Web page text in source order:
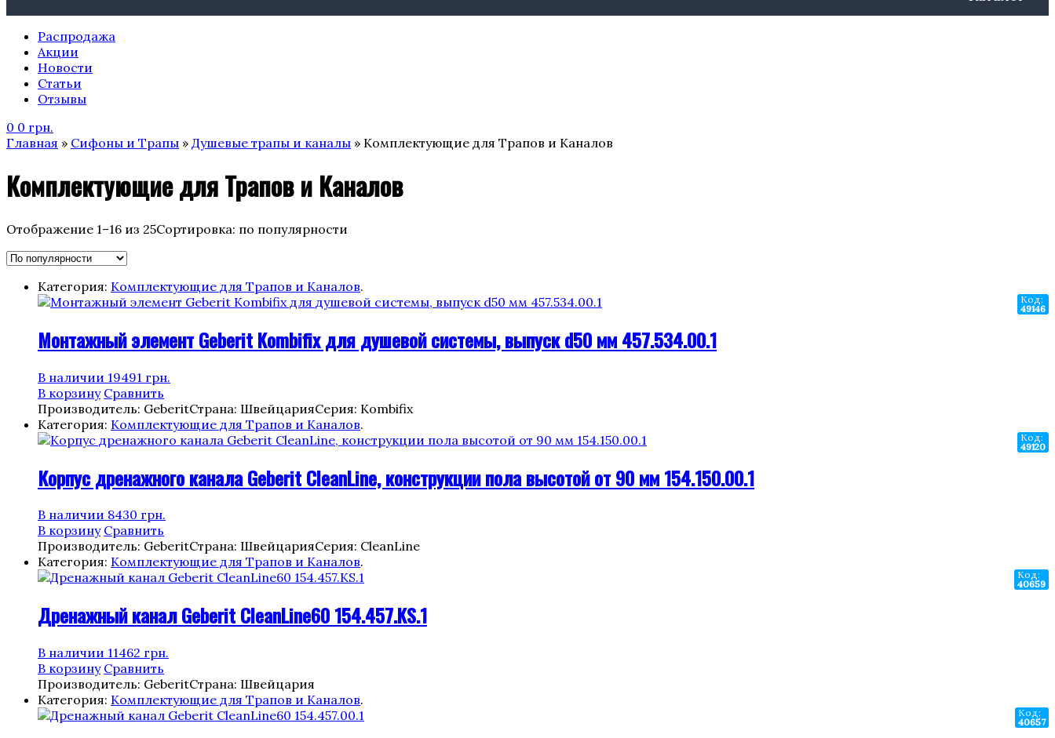
Распродажа
Акции
Новости
Статьи
Отзывы
0 0 грн.
Главная » Сифоны и Трапы » Душевые трапы и каналы » Комплектующие для Трапов и Каналов
Комплектующие для Трапов и Каналов
Отображение 1–16 из 25Сортировка: по популярности
Категория: Комплектующие для Трапов и Каналов.
Код:
49146
Монтажный элемент Geberit Kombifix для душевой системы, выпуск d50 мм 457.534.00.1
В наличии 19491 грн.
В корзину Сравнить
Производитель: GeberitСтрана: ШвейцарияСерия: Kombifix
Категория: Комплектующие для Трапов и Каналов.
Код:
49120
Корпус дренажного канала Geberit CleanLine, конструкции пола высотой от 90 мм 154.150.00.1
В наличии 8430 грн.
В корзину Сравнить
Производитель: GeberitСтрана: ШвейцарияСерия: CleanLine
Категория: Комплектующие для Трапов и Каналов.
Код:
40659
Дренажный канал Geberit CleanLine60 154.457.KS.1
В наличии 11462 грн.
В корзину Сравнить
Производитель: GeberitСтрана: Швейцария
Категория: Комплектующие для Трапов и Каналов.
Код:
40657